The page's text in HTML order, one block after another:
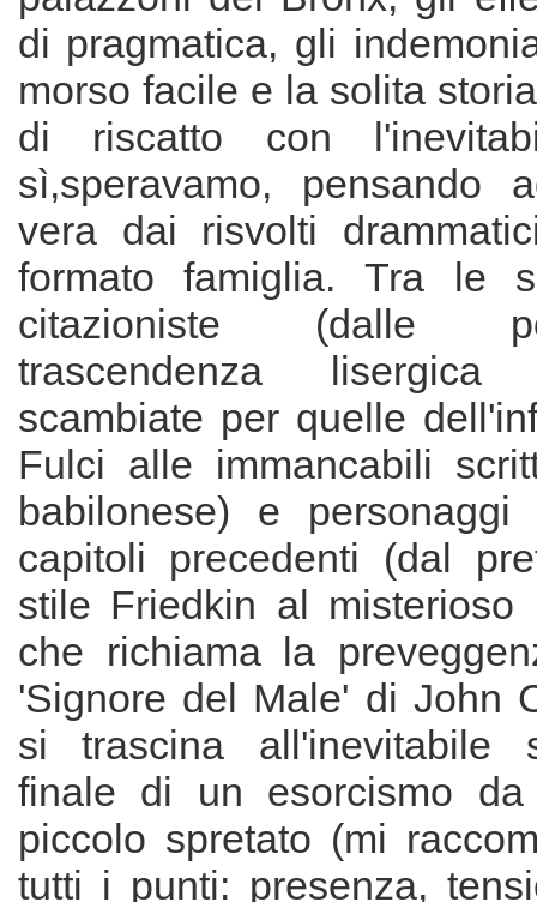
di pragmatica, gli
morso facile e la solita
di riscatto con
sì,speravamo, pensando
vera dai risvolti
formato famiglia. Tra le
citazioniste (dalle
trascendenza
scambiate per quelle
Fulci alle immancabili
babilonese) e personaggi
capitoli precedenti (dal
stile Friedkin al misterioso
che richiama la
'Signore del Male' di John
si trascina all'inevitabile
finale di un esorcismo
piccolo spretato (mi
tutti i punti: presenza,